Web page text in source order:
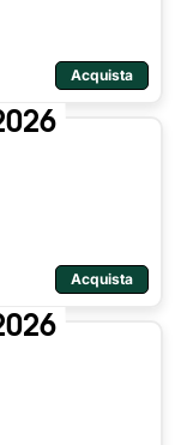
Acquista
Acquista